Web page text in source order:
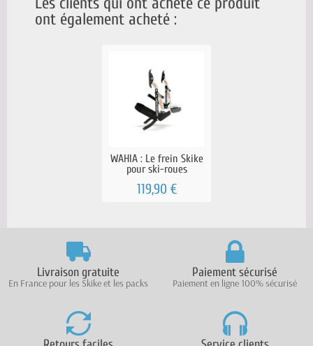
ont également acheté :
WAHIA : Le frein Skike
pour ski-roues
119,90 €
Livraison gratuite
En France pour les Skike et les packs
Paiement sécurisé
Paiement en ligne 100% sécurisé